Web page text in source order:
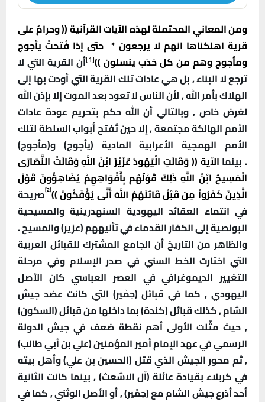
ومن المعاني المحتملة لهذه الآيات القرآنية (( وحرامٌ على
قرية اهلكناها انهم لا يرجعون * حتى إذا فُتحتْ يأجوج
ومأجوج وهم من كل حَدَب ينسلون ))[1] أن القرية التي لا
ترجع لا البناء , بل هي عادات تلك القرية التي أودت بها إلى
الهلاك بأمر الله , لأن الناس لا تعود بعد الموت إلا بإذن الله
لغرض خاص , وبالتالي أن الله حكم بتحريم عودة عادات
الأمم الهالكة مجتمعة , إلا حين تُفتح أبواب السلطة لتلك
الأمم الهمجية الأعرابية المادية (يأجوج) و(مأجوج)
.بينما الآية (( وَقَالَتِ الْيَهُودُ عُزَيْرٌ ابْنُ اللَّهِ وَقَالَتْ النَّصَارَى
الْمَسِيحُ ابْنُ اللَّهِ ذَلِكَ قَوْلُهُم بِأَفْوَاهِهِمْ يُضَاهِؤُونَ قَوْلَ
الَّذِينَ كَفَرُواْ مِن قَبْلُ قَاتَلَهُمُ اللَّهُ أَنَّى يُؤْفَكُونَ ))[2] صريحة
في انتماء العقائد اليهودية السنهدرينية والمسيحية
البولصية إلى الكفار القدماء في تأليههم (عزير) والمسيح .
والظاهر من التاريخ أن الجامع المشترك للقبائل العربية
التي اختارت الخط السني في صدر الإسلام وفي مرحلة
التغيير الديموغرافي في العصر العباسي كان الأصل
اليهودي , كما في قبائل (حِمْير) التي كانت عضد جيش
الشام , كذلك قبائل (كندة) بما داخلها من قبائل (السكون)
, حيث مثّلت الأولى أهم نقطة ضعف في جيش الدولة
الرسمي في عهد الإمام أمير المؤمنين (علي بن أبي طالب)
, ثم محور الجيش الذي قتل (الحسين بن علي) وأهل بيته
في كربلاء بقيادة عائلة (آل الاشعث) , بينما كانت الثانية
أحد أذرع جيش الشام مع (حِمْير) , أو الأصل الوثني , كما في